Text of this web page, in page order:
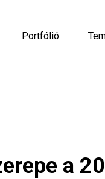
Portfólió
a